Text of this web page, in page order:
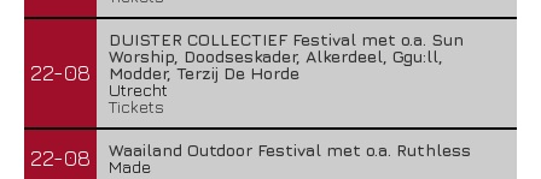
22-08
DUISTER COLLECTIEF Festival met o.a. Sun
Worship, Doodseskader, Alkerdeel, Ggu:ll,
Modder, Terzij De Horde
Utrecht
Tickets
22-08
Waailand Outdoor Festival met o.a. Ruthless
Made